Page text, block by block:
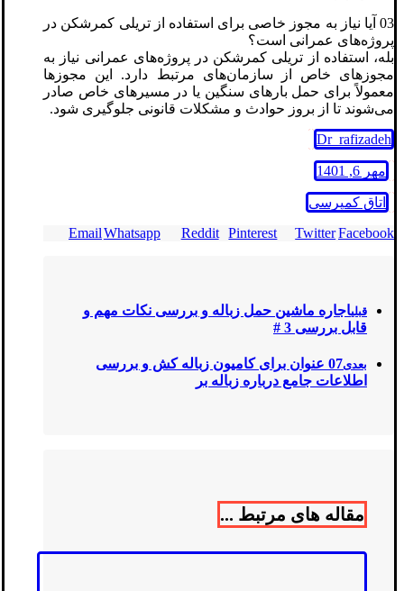
03 آیا نیاز به مجوز خاصی برای استفاده از تریلی کمرشکن در
پروژه‌های عمرانی است؟
بله، استفاده از تریلی کمرشکن در پروژه‌های عمرانی نیاز به
مجوزهای خاص از سازمان‌های مرتبط دارد. این مجوزها
معمولاً برای حمل بارهای سنگین یا در مسیرهای خاص صادر
می‌شوند تا از بروز حوادث و مشکلات قانونی جلوگیری شود.
Dr_rafizadeh
مهر 6, 1401
اتاق کمپرسی
Facebook
Twitter
Pinterest
Reddit
Whatsapp
Email
قبلیاجاره ماشین حمل زباله و بررسی نکات مهم و
قابل بررسی 3 #
بعدی
07 عنوان برای کامیون زباله کش و بررسی
اطلاعات جامع درباره زباله بر
مقاله های مرتبط ...